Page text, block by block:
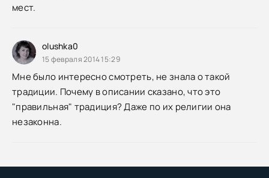
мест.
olushka0
15 февраля 2014 15:29
Мне было интересно смотреть, не знала о такой
традиции. Почему в описании сказано, что это
"правильная" традиция? Даже по их религии она
незаконна.